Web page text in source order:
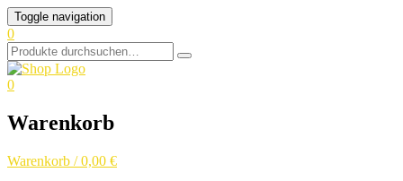
Skip
to
content
Toggle navigation
0
Search
for:
0
Warenkorb
Warenkorb / 0,00 €